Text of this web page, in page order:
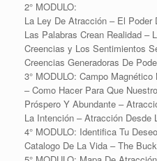
2° MODULO:
La Ley De Atracción – El Poder
Las Palabras Crean Realidad –
Creencias y Los Sentimientos
Creencias Generadoras De
3° MODULO: Campo
– Como Hacer Para Que
Próspero Y Abundante –
La Intención – Atracción Desde
4° MODULO: Identifica Tu
Catalogo De La Vida – The